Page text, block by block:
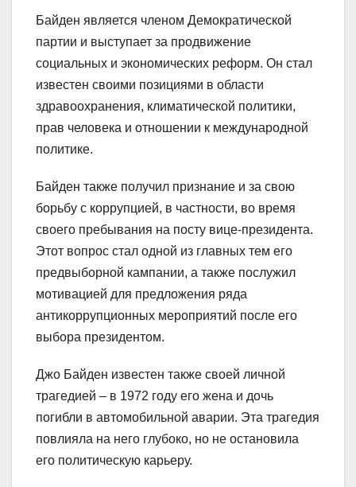
Байден является членом Демократической
партии и выступает за продвижение
социальных и экономических реформ. Он стал
известен своими позициями в области
здравоохранения, климатической политики,
прав человека и отношении к международной
политике.
Байден также получил признание и за свою
борьбу с коррупцией, в частности, во время
своего пребывания на посту вице-президента.
Этот вопрос стал одной из главных тем его
предвыборной кампании, а также послужил
мотивацией для предложения ряда
антикоррупционных мероприятий после его
выбора президентом.
Джо Байден известен также своей личной
трагедией – в 1972 году его жена и дочь
погибли в автомобильной аварии. Эта трагедия
повлияла на него глубоко, но не остановила
его политическую карьеру.